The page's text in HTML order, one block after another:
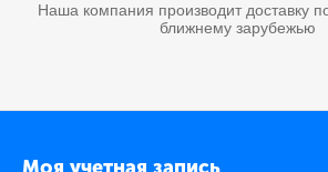
Наша компания производит доставку
ближнему зарубежью